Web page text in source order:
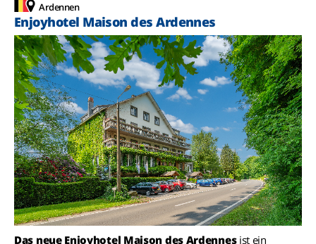
Ardennen
Enjoyhotel Maison des Ardennes
Das neue Enjoyhotel Maison des Ardennes ist ein